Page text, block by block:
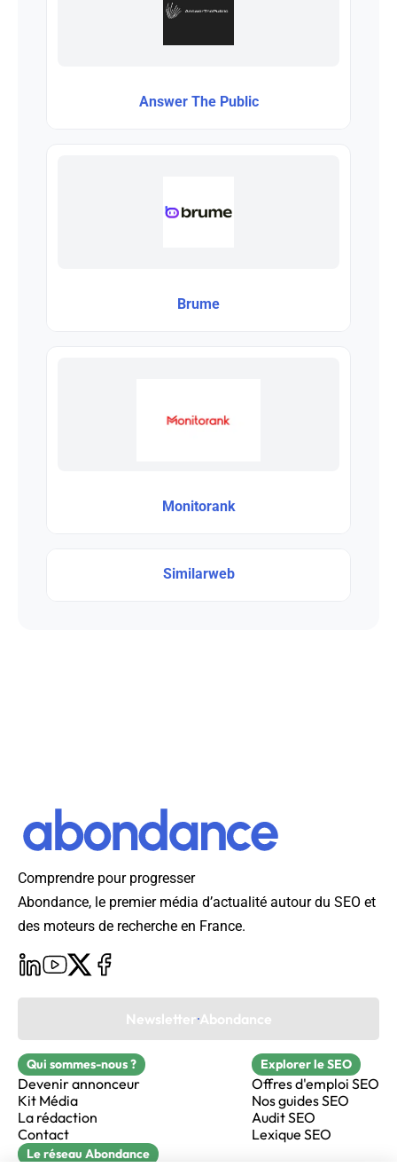
Answer The Public
Brume
Monitorank
Similarweb
Comprendre pour progresser
Abondance, le premier média d’actualité autour du SEO et
des moteurs de recherche en France.
Newsletter Abondance
Qui sommes-nous ?
Devenir annonceur
Kit Média
La rédaction
Contact
Explorer le SEO
Offres d'emploi SEO
Nos guides SEO
Audit SEO
Lexique SEO
Le réseau Abondance